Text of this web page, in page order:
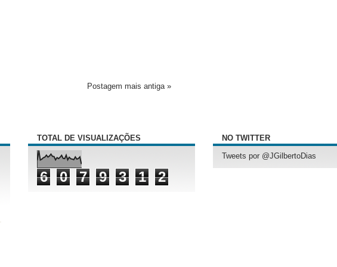
Postagem mais antiga »
TOTAL DE VISUALIZAÇÕES
6 0 7 9 3 1 2
NO TWITTER
Tweets por @JGilbertoDias